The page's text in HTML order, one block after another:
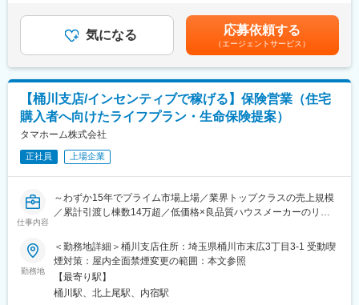
アメリカを訪れたときに感じたこの想いこそ、タマホームの原点
です。同社は「HAPPY Life HAPPY Home タマホーム」のCMで
おなじみの低価格良質住宅市場のリーディングカンパニーです。
低価格×良品質が同社の強みであり、独自の流通／調達／工事を導
入したことで一般的な住宅坪単価の約半分の値段を実現していま
す。さらに住宅性能も7項目中6項目が最高等級を取得し、低価格
×良品質の注文住宅を実現しています。
変更の範囲：本文参照
・住宅購入を検討するお客様へのライフプラン設計およびFP相談
対応
・住宅ローンや住宅資金計画に関する提案および各種手続き支援
業
・社内住宅営業との関係構築および紹介案件獲得のための連携強
化
■組織構成：
金融部門に所属し、住宅営業担当と密接に連携しながら業務を推
進します。
■本ポジションの魅力：
住宅購入をきっかけとした顧客紹介型営業のため、飛び込みやテ
きます。
生命保険販売実績に応じたインセンティブ制度を導入しており、
手数料の20％を還元。四半期ごとに支給され、継続的な収入形成
が可能です。一般職平均70万円、主任職平均120万円、係長職平
す。■昇給：年1回（6月）■賞与：年2回（6、12月）※業績連動型
賃金はあくまでも目安の金額であり、選考を通じて上下する可能
性があります。月給(月額)は固定手当を含めた表記です。
気になる 応募依頼する
（エージェントサービス）
【桶川支店/インセンティブで稼げる】保険営業（住宅
購入者へ向けたライフプラン・生命保険提案）
タマホーム株式会社
正社員 上場企業
仕事内容
～わずか15年でプライム市場上場／業界トップクラスの売上規模
／累計引渡し棟数14万超／低価格×良品質ハウスメーカーのリー
■職務内容：
同社住宅営業担当者より紹介されたお客様へ、FPとして住宅購入
へ向けたライフプランのご提案、各種金融商品の販売および販売
支援を行っていただきます。
勤務地
＜勤務地詳細＞桶川支店住所：埼玉県桶川市末広3丁目3-1 受動喫
煙対策：屋内全面禁煙変更の範囲：本文参照
【最寄り駅】
桶川駅、北上尾駅、内宿駅